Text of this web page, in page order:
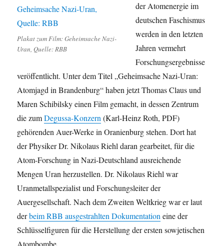
Plakat zum Film: Geheimsache Nazi-
Uran, Quelle: RBB
der Atomenergie im
deutschen Faschismus
werden in den letzten
Jahren vermehrt
Forschungsergebnisse
veröffentlicht. Unter dem Titel „Geheimsache Nazi-Uran:
Atomjagd in Brandenburg“ haben jetztThomas Claus und
Maren Schibilsky einen Film gemacht, in dessen Zentrum
die zumDegussa-Konzern(Karl-Heinz Roth, PDF)
gehörenden Auer-Werke in Oranienburg stehen. Dort hat
der Physiker Dr. Nikolaus Riehl daran gearbeitet, für die
Atom-Forschung in Nazi-Deutschland ausreichende
Mengen Uran herzustellen. Dr. Nikolaus Riehl war
Uranmetallspezialist und Forschungsleiter der
Auergesellschaft. Nach dem Zweiten Weltkrieg war er laut
derbeim RBB ausgestrahlten Dokumentationeine der
Schlüsselfiguren für die Herstellung der ersten sowjetischen